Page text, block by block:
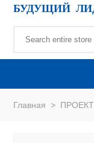
БУДУЩИЙ
Главная >